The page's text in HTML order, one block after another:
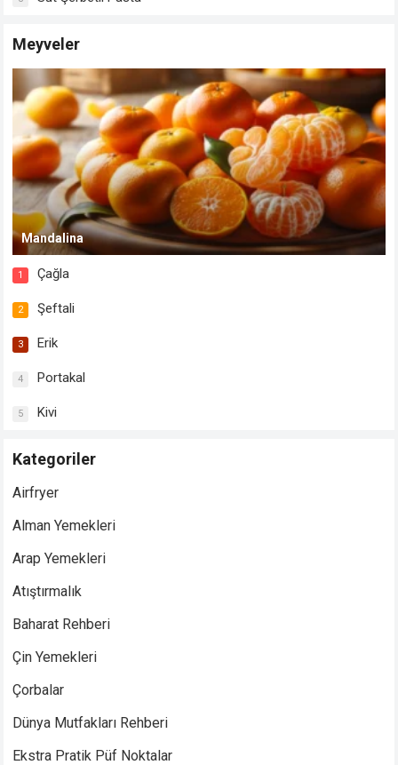
Meyveler
Mandalina
1 Çağla
2 Şeftali
3 Erik
4 Portakal
5 Kivi
Kategoriler
Airfryer
Alman Yemekleri
Arap Yemekleri
Atıştırmalık
Baharat Rehberi
Çin Yemekleri
Çorbalar
Dünya Mutfakları Rehberi
Ekstra Pratik Püf Noktalar